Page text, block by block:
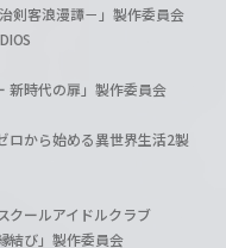
剣客浪漫譚－」製作委員会
新時代の扉」製作委員会
ロから始める異世界生活2製
クールアイドルクラブ
結び」製作委員会